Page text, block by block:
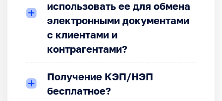
использовать ее для обмена
электронными документами
с клиентами и
контрагентами?
Получение КЭП/НЭП
бесплатное?